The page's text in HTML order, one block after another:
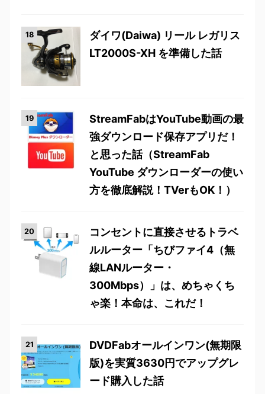
ダイワ(Daiwa) リール レガリス
LT2000S-XH を準備した話
StreamFabはYouTube動画の最
強ダウンロード保存アプリだ！
と思った話（StreamFab
YouTube ダウンローダーの使い
方を徹底解説！TVerもOK！）
コンセントに直接させるトラベ
ルルーター「ちびファイ4（無
線LANルーター・
300Mbps）」は、めちゃくち
ゃ楽！本命は、これだ！
DVDFabオールインワン(無期限
版)を実質3630円でアップグレ
ード購入した話